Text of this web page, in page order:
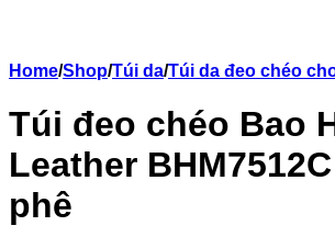
Home/Shop/Túi da/Túi da đeo chéo
Túi đeo chéo Bao
Leather
phê